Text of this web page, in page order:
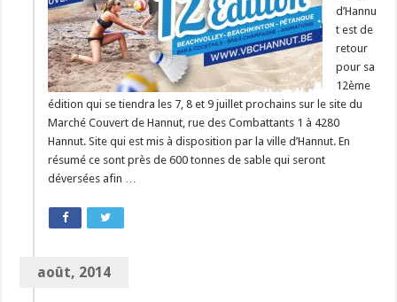
d’Hannu
t est de
retour
pour sa
12ème
édition qui se tiendra les 7, 8 et 9 juillet prochains sur le site du
Marché Couvert de Hannut, rue des Combattants 1 à 4280
Hannut. Site qui est mis à disposition par la ville d’Hannut. En
résumé ce sont près de 600 tonnes de sable qui seront
déversées afin …
août, 2014